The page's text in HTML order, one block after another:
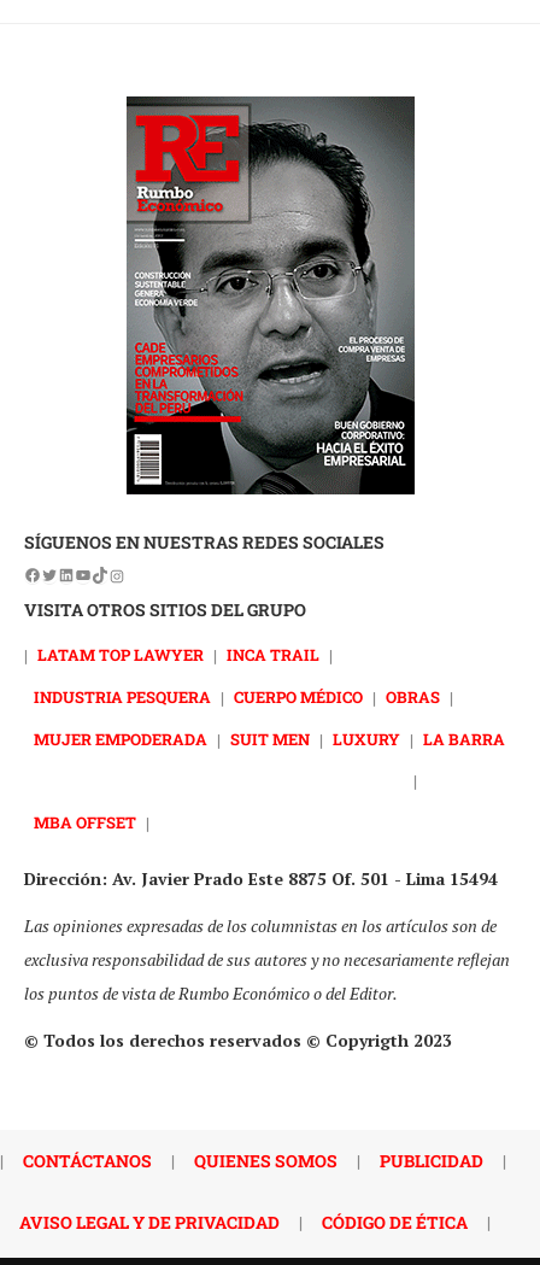
SÍGUENOS EN NUESTRAS REDES SOCIALES
VISITA OTROS SITIOS DEL GRUPO
| LATAM TOP LAWYER | INCA TRAIL |
INDUSTRIA PESQUERA | CUERPO MÉDICO | OBRAS |
MUJER EMPODERADA | SUIT MEN | LUXURY | LA BARRA
|
MBA OFFSET |
Dirección: Av. Javier Prado Este 8875 Of. 501 - Lima 15494
Las opiniones expresadas de los columnistas en los artículos son de
exclusiva responsabilidad de sus autores y no necesariamente reflejan
los puntos de vista de Rumbo Económico o del Editor.
© Todos los derechos reservados © Copyrigth 2023
| CONTÁCTANOS | QUIENES SOMOS | PUBLICIDAD |
AVISO LEGAL Y DE PRIVACIDAD | CÓDIGO DE ÉTICA |